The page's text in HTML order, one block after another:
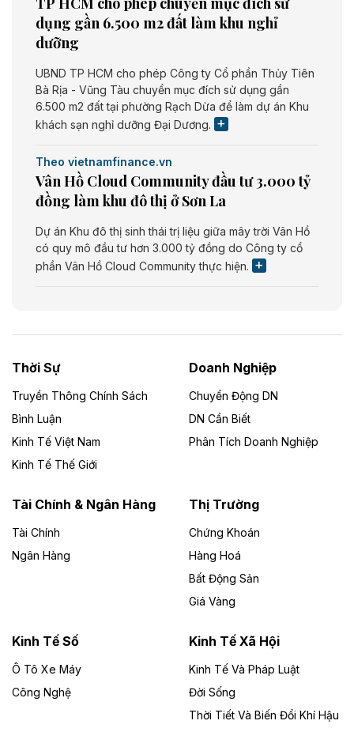
dụng gần 6.500 m2 đất làm khu nghỉ
dưỡng
UBND TP HCM cho phép Công ty Cổ phần Thủy Tiên
Bà Rịa - Vũng Tàu chuyển mục đích sử dụng gần
6.500 m2 đất tại phường Rạch Dừa để làm dự án Khu
khách sạn nghỉ dưỡng Đại Dương.
Theo vietnamfinance.vn
Vân Hồ Cloud Community đầu tư 3.000 tỷ
đồng làm khu đô thị ở Sơn La
Dự án Khu đô thị sinh thái trị liệu giữa mây trời Vân Hồ
có quy mô đầu tư hơn 3.000 tỷ đồng do Công ty cổ
phần Vân Hồ Cloud Community thực hiện.
Dự án Nhà máy xử lý rác và phát điện Bắc Giang do
Công ty TNHH Năng lượng môi trường Bắc Giang làm
Theo vietnamfinance.vn
Đức Long Gia Lai mở rộng ‘hệ sinh thái’
Lai
Bốn doanh nghiệp có sự góp vốn của Công ty Cổ
phần Tập đoàn Đức Long Gia Lai (HoSE: DLG) được
Gia Lai với tổng vốn hơn 4.750 tỷ đồng.
Đồng Nai cho thuê gần 59 ha đất làm khu
công nghiệp ở Long Thành
UBND TP Đồng Nai cho Công ty Amata thuê gần 59 ha
đất để đầu tư khu công nghiệp công nghệ cao Long
Thời Sự
Truyền Thông Chính Sách
Bình Luận
Kinh Tế Việt Nam
Kinh Tế Thế Giới
Doanh Nghiệp
Chuyển Động DN
DN Cần Biết
Phân Tích Doanh Nghiệp
Tài Chính & Ngân Hàng
Tài Chính
Ngân Hàng
Thị Trường
Chứng Khoán
Hàng Hoá
Bất Động Sản
Giá Vàng
Kinh Tế Số
Ô Tô Xe Máy
Công Nghệ
Kinh Tế Xã Hội
Kinh Tế Và Pháp Luật
Đời Sống
Thời Tiết Và Biến Đổi Khí Hậu